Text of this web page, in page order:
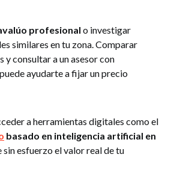
profesional o investigar
similares en tu zona. Comparar
consultar a un asesor con
ayudarte a fijar un precio
a herramientas digitales como el
basado en inteligencia artificial en
sin esfuerzo el valor real de tu